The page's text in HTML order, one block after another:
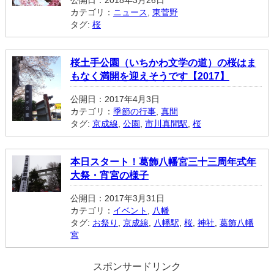
カテゴリ： ニュース
東菅野
タグ: 桜
桜土手公園（いちかわ文学の道）の桜はま
もなく満開を迎えそうです【2017】
公開日：2017年4月3日
カテゴリ： 季節の行事, 真間
タグ: 京成線 公園 市川真間駅 桜
本日スタート！葛飾八幡宮三十三周年式年
大祭・宵宮の様子
公開日：2017年3月31日
カテゴリ： イベント
八幡
タグ: お祭り 京成線 八幡駅 桜, 神社 葛飾八幡
宮
スポンサードリンク